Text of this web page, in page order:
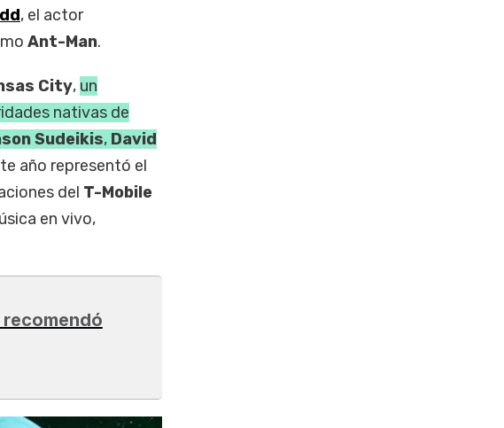
, el actor
Ant-Man.
City, un
nativas de
Sudeikis, David
año representó el
del T-Mobile
en vivo,
recomendó